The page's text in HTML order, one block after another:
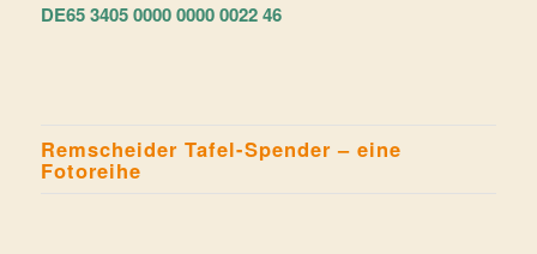
DE65 3405 0000 0000 0022 46
Remscheider Tafel-Spender – eine
Fotoreihe